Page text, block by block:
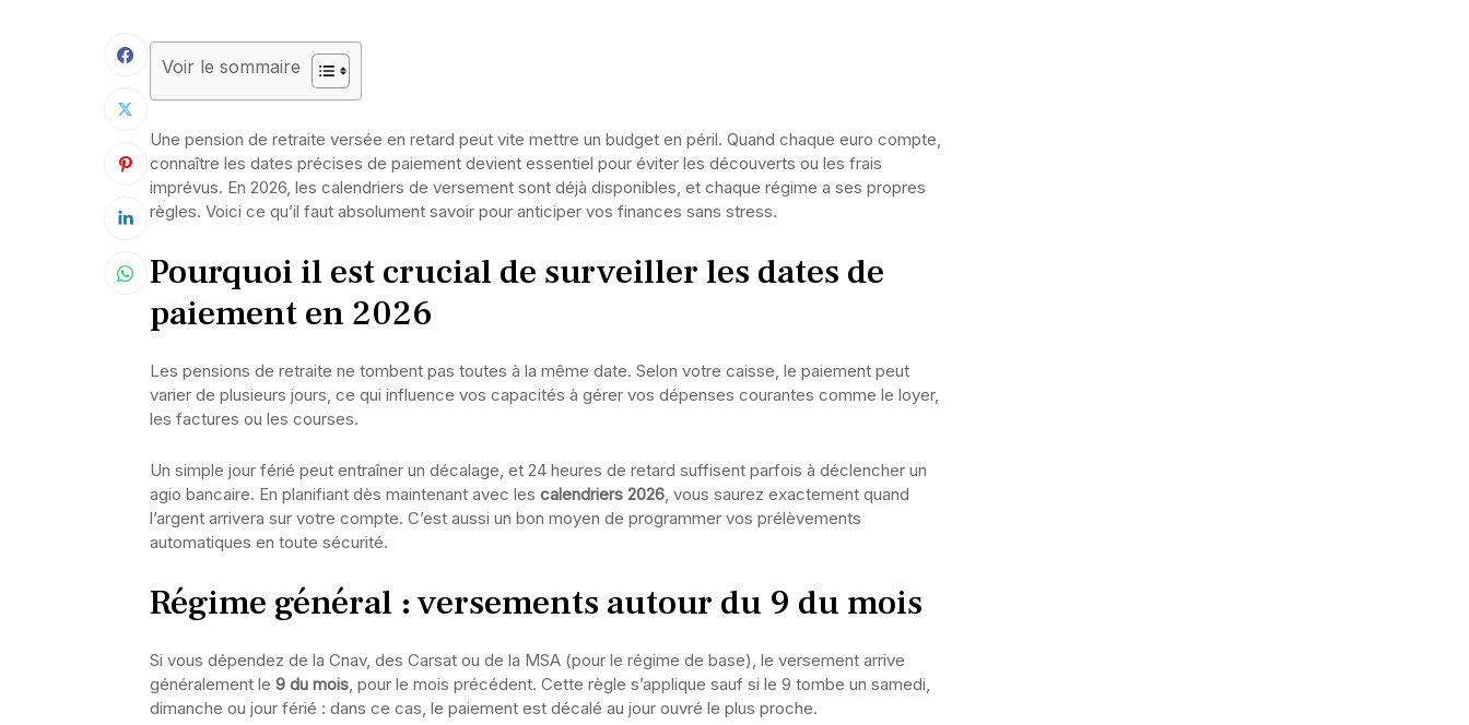
Voir le sommaire
Une pension de retraite versée en retard peut vite mettre un budget en péril. Quand chaque euro compte,
connaître les dates précises de paiement devient essentiel pour éviter les découverts ou les frais
imprévus. En 2026, les calendriers de versement sont déjà disponibles, et chaque régime a ses propres
règles. Voici ce qu’il faut absolument savoir pour anticiper vos finances sans stress.
Pourquoi il est crucial de surveiller les dates de
paiement en 2026
Les pensions de retraite ne tombent pas toutes à la même date. Selon votre caisse, le paiement peut
varier de plusieurs jours, ce qui influence vos capacités à gérer vos dépenses courantes comme le loyer,
les factures ou les courses.
Un simple jour férié peut entraîner un décalage, et 24 heures de retard suffisent parfois à déclencher un
agio bancaire. En planifiant dès maintenant avec les calendriers 2026, vous saurez exactement quand
l’argent arrivera sur votre compte. C’est aussi un bon moyen de programmer vos prélèvements
automatiques en toute sécurité.
Régime général : versements autour du 9 du mois
Si vous dépendez de la Cnav, des Carsat ou de la MSA (pour le régime de base), le versement arrive
généralement le 9 du mois, pour le mois précédent. Cette règle s’applique sauf si le 9 tombe un samedi,
dimanche ou jour férié : dans ce cas, le paiement est décalé au jour ouvré le plus proche.